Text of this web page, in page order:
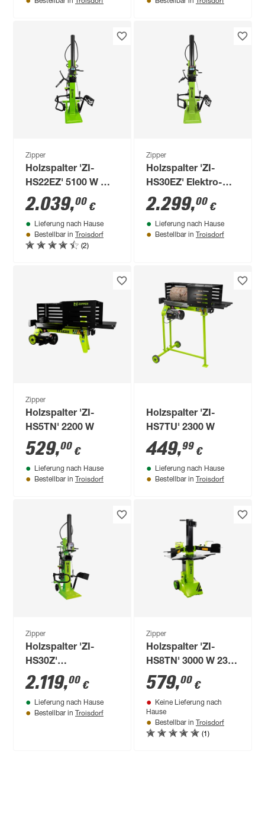
Zipper
Holzspalter 'ZI-
HS22EZ' 5100 W mit
Stammheber
2.039,00 €
Lieferung nach Hause
Bestellbar in Troisdorf
(2)
Zipper
Holzspalter 'ZI-
HS30EZ' Elektro-
und
Zapfwellenantrieb,
mit Stammheber
2.299,00 €
Lieferung nach Hause
Bestellbar in Troisdorf
Zipper
Holzspalter 'ZI-
HS5TN' 2200 W
529,00 €
Lieferung nach Hause
Bestellbar in Troisdorf
Holzspalter 'ZI-
HS7TU' 2300 W
449,99 €
Lieferung nach Hause
Bestellbar in Troisdorf
Zipper
Holzspalter 'ZI-
HS30Z'
Zapfwellenantrieb,
mit Stammheber
2.119,00 €
Lieferung nach Hause
Bestellbar in Troisdorf
Zipper
Holzspalter 'ZI-
HS8TN' 3000 W 230
V 8 t
579,00 €
Keine Lieferung nach
Hause
Bestellbar in Troisdorf
(1)